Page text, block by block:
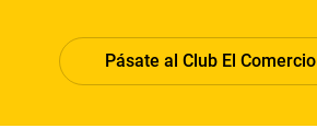
Pásate al Club El Comercio